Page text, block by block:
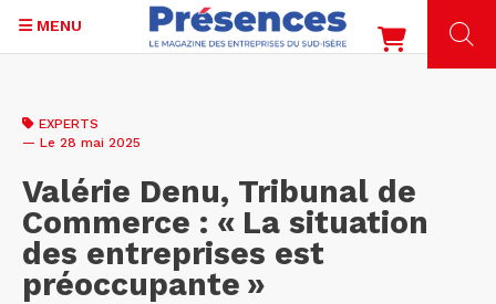
contenu
MENU
EXPERTS
— Le 28 mai 2025
Valérie Denu, Tribunal de
Commerce : « La situation
des entreprises est
préoccupante »